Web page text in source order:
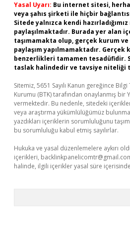
Yasal Uyarı: Bu internet sitesi,
veya şahıs şirketi ile hiçbir
Sitede yalnızca kendi
paylaşılmaktadır. Burada yer alan
taşımamakta olup, gerçek kurum
paylaşım yapılmamaktadır.
benzerlikleri tamamen tesadüfidir.
taslak halindedir ve tavsiye niteliği
Sitemiz, 5651 Sayılı Kanun gereğince
Kurumu (BTK) tarafından onaylanmış bir
vermektedir. Bu nedenle, sitedeki
veya araştırma yükümlülüğümüz
yazdıkları içeriklerin sorumluluğunu
bu sorumluluğu kabul etmiş sayılırlar.
Hukuka ve yasal düzenlemelere aykırı
içerikleri,
halinde, ilgili içerikler yasal süre